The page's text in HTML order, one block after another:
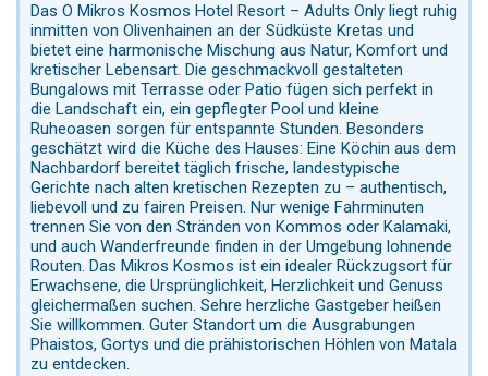
Das O Mikros Kosmos Hotel Resort – Adults Only liegt ruhig
inmitten von Olivenhainen an der Südküste Kretas und
bietet eine harmonische Mischung aus Natur, Komfort und
kretischer Lebensart. Die geschmackvoll gestalteten
Bungalows mit Terrasse oder Patio fügen sich perfekt in
die Landschaft ein, ein gepflegter Pool und kleine
Ruheoasen sorgen für entspannte Stunden. Besonders
geschätzt wird die Küche des Hauses: Eine Köchin aus dem
Nachbardorf bereitet täglich frische, landestypische
Gerichte nach alten kretischen Rezepten zu – authentisch,
liebevoll und zu fairen Preisen. Nur wenige Fahrminuten
trennen Sie von den Stränden von Kommos oder Kalamaki,
und auch Wanderfreunde finden in der Umgebung lohnende
Routen. Das Mikros Kosmos ist ein idealer Rückzugsort für
Erwachsene, die Ursprünglichkeit, Herzlichkeit und Genuss
gleichermaßen suchen. Sehre herzliche Gastgeber heißen
Sie willkommen. Guter Standort um die Ausgrabungen
Phaistos, Gortys und die prähistorischen Höhlen von Matala
zu entdecken.